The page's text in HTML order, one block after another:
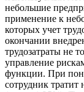
небольшие
применение к
которых учет
окончании
трудозатраты не
управление
функции. При
сотрудник тратит